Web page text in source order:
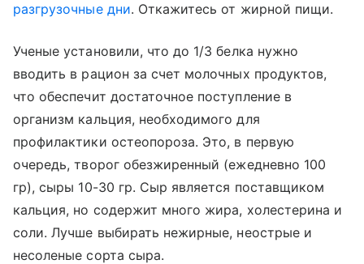
разгрузочные дни. Откажитесь от жирной пищи.
Ученые установили, что до 1/3 белка нужно
вводить в рацион за счет молочных продуктов,
что обеспечит достаточное поступление в
организм кальция, необходимого для
профилактики остеопороза. Это, в первую
очередь, творог обезжиренный (ежедневно 100
гр), сыры 10-30 гр. Сыр является поставщиком
кальция, но содержит много жира, холестерина и
соли. Лучше выбирать нежирные, неострые и
несоленые сорта сыра.